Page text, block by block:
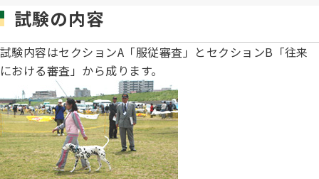
ディスクロージャー（情報公開）
有識者会議の提言について
入会のご案内
DNA登録
チャンピオンタイトル
繁殖についての基礎知識
ロイヤルカナンアワードについて
JKCブリーディングアワード
訓練競技会
自由研究<犬について詳しく知ろう！>
ジャックお面を作ってあそぼう♪
ハンドラー
訓練士
スチュワード
試験の内容
試験内容はセクションA「服従審査」とセクションB「往来
における審査」から成ります。